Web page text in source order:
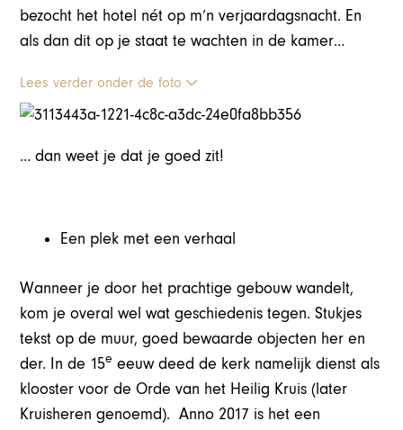
bezocht het hotel nét op m’n verjaardagsnacht. En
als dan dit op je staat te wachten in de kamer…
Lees verder onder de foto
… dan weet je dat je goed zit!
Een plek met een verhaal
Wanneer je door het prachtige gebouw wandelt,
kom je overal wel wat geschiedenis tegen. Stukjes
tekst op de muur, goed bewaarde objecten her en
der. In de 15e eeuw deed de kerk namelijk dienst als
klooster voor de Orde van het Heilig Kruis (later
Kruisheren genoemd). Anno 2017 is het een